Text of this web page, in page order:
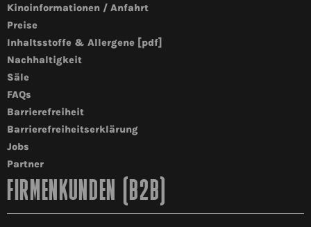
Kinoinformationen / Anfahrt
Preise
Inhaltsstoffe & Allergene [pdf]
Nachhaltigkeit
Säle
FAQs
Barrierefreiheit
Barrierefreiheitserklärung
Jobs
Partner
FIRMENKUNDEN (B2B)